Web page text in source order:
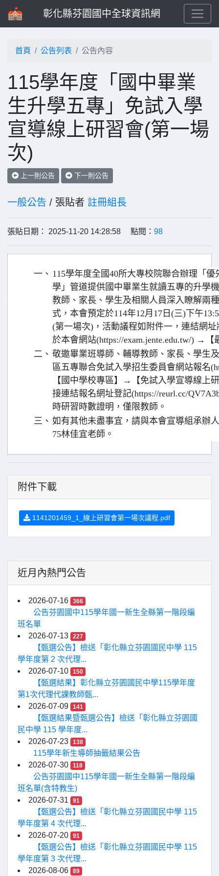
彰化縣芬園國中全球資訊網
首頁 公告列表 公告內容
115學年度「國中畢業
生升學五專」免試入學
宣導線上研習會(第一場
次)
上一則公告 下一則公告
一般公告 / 張貼者 註冊組長
張貼日期： 2025-11-20 14:28:58 點閱： 98
一、 115學年度全國40所大專校院聯合辦理「
學」管道提供國中畢業生就讀五專的升學
教師、家長、學生及相關人員深入瞭解兩
式，本會預定於114年12月17日(三)下午
(第一場次)，活動議程如附件一，連結網址
於本會網站(https://exam.jente.edu.tw/) →【
二、 敬邀畢業班導師、輔導教師、家長、學生
區五專聯合免試入學招生委員會網站報名
【國中學校專區】→【免試入學宣導線上
接連結報名網址登記(https://reurl.cc/
時研習時數證明，僅限教師。
三、 如有其他未盡事宜，請與本會宣導組承辦
75林佳宜老師。
附件下載
1141201459_1_線上研習會第一場次議程.pdf
近月內熱門公告
2026-07-16 366
公告芬園國中115學年國一新生全縣第一階段編
班名單
2026-07-13
227
【甄選公告】檢送「彰化縣立芬園國民中學 115
學年度第 2 次代理...
2026-07-10
150
【甄選結果】彰化縣立芬園國民中學115學年度
第1次代理代課教師甄...
2026-07-09
141
【甄選結果暨甄選公告】檢送「彰化縣立芬園國
民中學 115 學年度...
2026-07-23
138
115學年新生導師抽籤結果公告
2026-07-30
118
公告芬園國中115學年國一新生全縣第一階段編
班名單(含特教生)
2026-07-31
91
【甄選公告】檢送「彰化縣立芬園國民中學 115
學年度第 4 次代理...
2026-07-20
91
【甄選公告】檢送「彰化縣立芬園國民中學 115
學年度第 3 次代理...
2026-08-06
89